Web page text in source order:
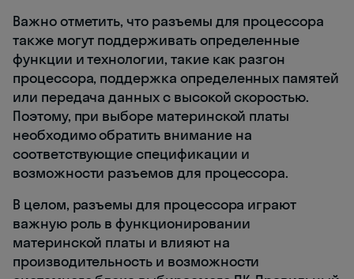
Важно отметить, что разъемы для процессора
также могут поддерживать определенные
функции и технологии, такие как разгон
процессора, поддержка определенных памятей
или передача данных с высокой скоростью.
Поэтому, при выборе материнской платы
необходимо обратить внимание на
соответствующие спецификации и
возможности разъемов для процессора.
В целом, разъемы для процессора играют
важную роль в функционировании
материнской платы и влияют на
производительность и возможности